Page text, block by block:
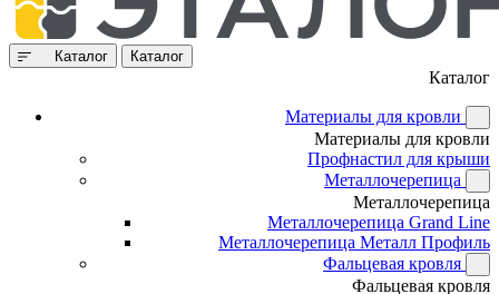
Каталог Каталог
Каталог
Материалы для кровли
Материалы для кровли
Профнастил для крыши
Металлочерепица
Металлочерепица
Металлочерепица Grand Line
Металлочерепица Металл Профиль
Фальцевая кровля
Фальцевая кровля